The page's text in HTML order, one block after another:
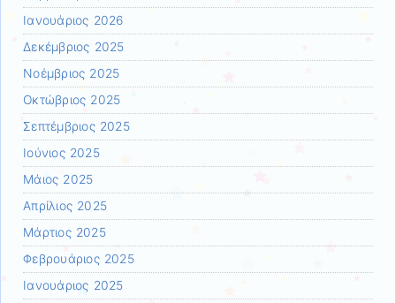
Ιανουάριος 2026
Δεκέμβριος 2025
Νοέμβριος 2025
Οκτώβριος 2025
Σεπτέμβριος 2025
Ιούνιος 2025
Μάιος 2025
Απρίλιος 2025
Μάρτιος 2025
Φεβρουάριος 2025
Ιανουάριος 2025